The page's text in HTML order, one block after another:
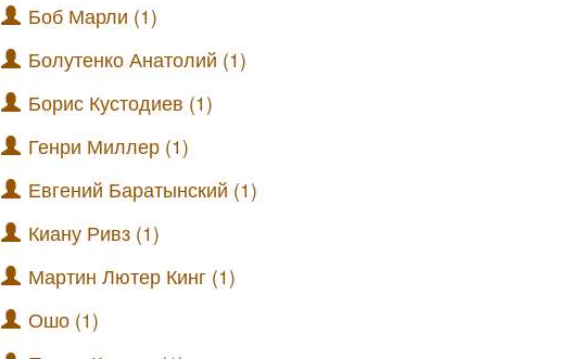
Боб Марли (1)
Болутенко Анатолий (1)
Борис Кустодиев (1)
Генри Миллер (1)
Евгений Баратынский (1)
Киану Ривз (1)
Мартин Лютер Кинг (1)
Ошо (1)